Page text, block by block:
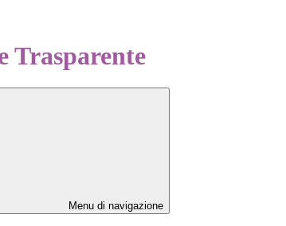
Trasparente
Menu di navigazione